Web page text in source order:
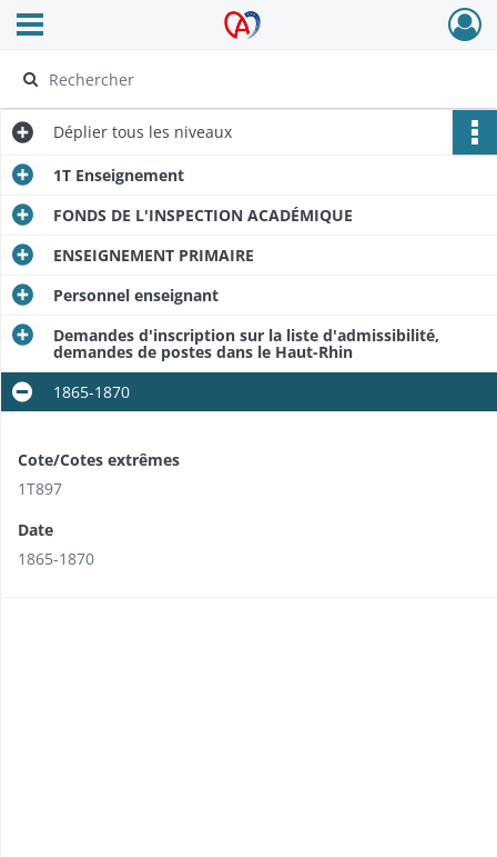
Archives Alsace - Colmar
Ouvrir le menu déroulant
Déplier tous les niveaux
1T Enseignement
FONDS DE L'INSPECTION ACADÉMIQUE
ENSEIGNEMENT PRIMAIRE
Personnel enseignant
Demandes d'inscription sur la liste d'admissibilité,
demandes de postes dans le Haut-Rhin
1865-1870
Cote/Cotes extrêmes
1T897
Date
1865-1870